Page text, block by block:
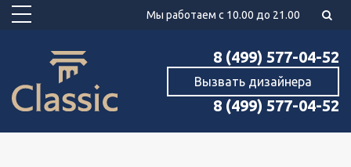
Мы работаем с 10.00 до 21.00
8 (499) 577-04-52
Вызвать дизайнера
8 (499) 577-04-52